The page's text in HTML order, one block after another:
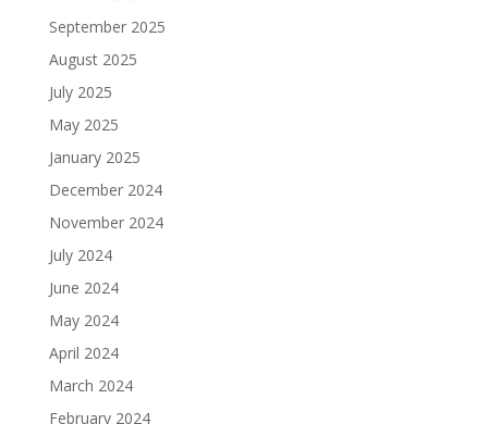
September 2025
August 2025
July 2025
May 2025
January 2025
December 2024
November 2024
July 2024
June 2024
May 2024
April 2024
March 2024
February 2024